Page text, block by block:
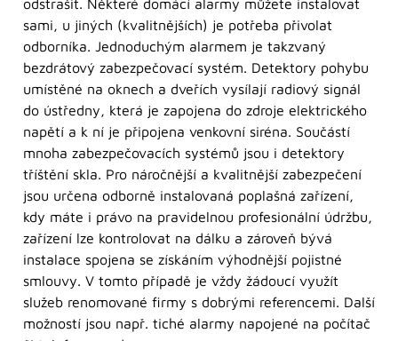
odstrašit. Některé domácí alarmy můžete instalovat
sami, u jiných (kvalitnějších) je potřeba přivolat
odborníka. Jednoduchým alarmem je takzvaný
bezdrátový zabezpečovací systém. Detektory pohybu
umístěné na oknech a dveřích vysílají radiový signál
do ústředny, která je zapojena do zdroje elektrického
napětí a k ní je připojena venkovní siréna. Součástí
mnoha zabezpečovacích systémů jsou i detektory
tříštění skla. Pro náročnější a kvalitnější zabezpečení
jsou určena odborně instalovaná poplašná zařízení,
kdy máte i právo na pravidelnou profesionální údržbu,
zařízení lze kontrolovat na dálku a zároveň bývá
instalace spojena se získáním výhodnější pojistné
smlouvy. V tomto případě je vždy žádoucí využít
služeb renomované firmy s dobrými referencemi. Další
možností jsou např. tiché alarmy napojené na počítač